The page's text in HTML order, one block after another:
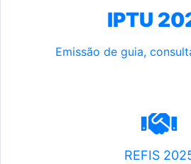
IPTU
Emissão de guia,
REFIS